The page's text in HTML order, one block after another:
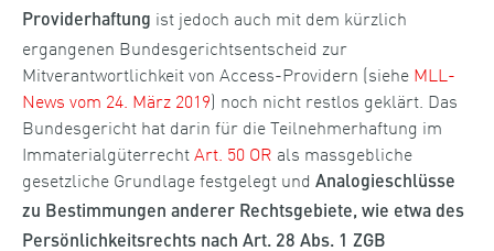
Providerhaftung ist jedoch auch mit dem kürzlich
ergangenen Bundesgerichtsentscheid zur
Mitverantwortlichkeit von Access-Providern (siehe MLL-
News vom 24. März 2019) noch nicht restlos geklärt. Das
Bundesgericht hat darin für die Teilnehmerhaftung im
ImmaterialgüterrechtArt. 50 OR als massgebliche
gesetzliche Grundlage festgelegt und Analogieschlüsse
zu Bestimmungen anderer Rechtsgebiete, wie etwa des
Persönlichkeitsrechts nach Art. 28 Abs. 1 ZGB